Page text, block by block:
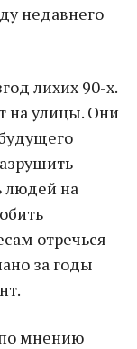
недавнего
лихих 90-х.
на улицы. Они
людей на
отречься
за годы
по мнению